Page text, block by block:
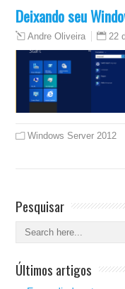
Deixando seu
Andre Oliveira 22
Windows Server 2012
Pesquisar
Últimos artigos